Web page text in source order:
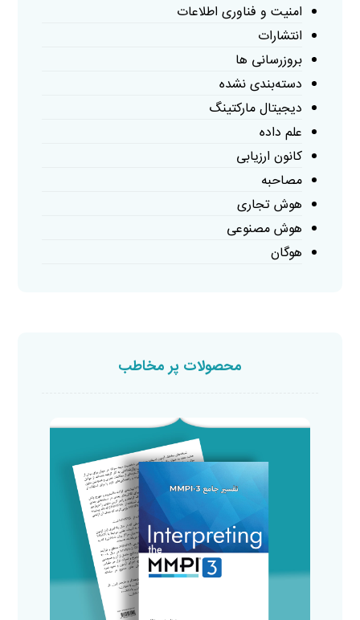
امنیت و فناوری اطلاعات
انتشارات
بروزرسانی ها
دسته‌بندی نشده
دیجیتال مارکتینگ
علم داده
کانون ارزیابی
مصاحبه
هوش تجاری
هوش مصنوعی
هوگان
محصولات پر مخاطب